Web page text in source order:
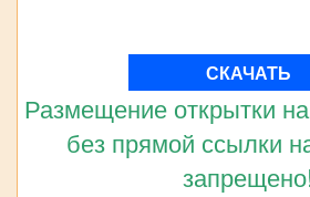
СКАЧАТЬ
Размещение открытки
без прямой ссылки
запрещено!